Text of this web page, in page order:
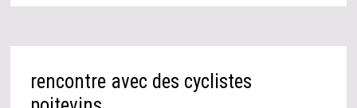
rencontre avec des cyclistes